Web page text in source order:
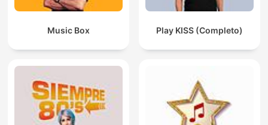
Music Box Play KISS (Completo)